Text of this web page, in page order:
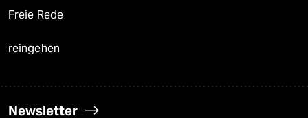
Freie Rede
reingehen
Newsletter